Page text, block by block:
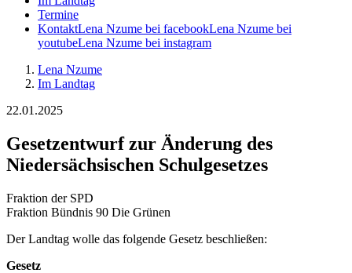
Termine
KontaktLena Nzume bei facebookLena Nzume bei
youtubeLena Nzume bei instagram
Lena Nzume
Im Landtag
22.01.2025
Gesetzentwurf zur Änderung des
Niedersächsischen Schulgesetzes
Fraktion der SPD
Fraktion Bündnis 90 Die Grünen
Der Landtag wolle das folgende Gesetz beschließen:
Gesetz